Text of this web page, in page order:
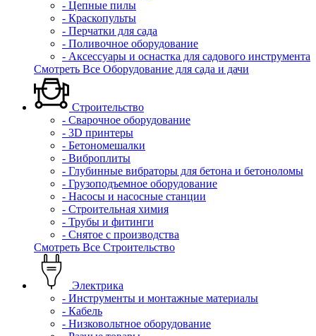
- Цепные пилы
- Краскопульты
- Перчатки для сада
- Поливочное оборудование
- Аксессуары и оснастка для садового инструмента
Смотреть Все Оборудование для сада и дачи
Строительство
- Сварочное оборудование
- 3D принтеры
- Бетономешалки
- Виброплиты
- Глубинные вибраторы для бетона и бетоноломы
- Грузоподъемное оборудование
- Насосы и насосные станции
- Строительная химия
- Трубы и фитинги
- Снятое с производства
Смотреть Все Строительство
Электрика
- Инструменты и монтажные материалы
- Кабель
- Низковольтное оборудование